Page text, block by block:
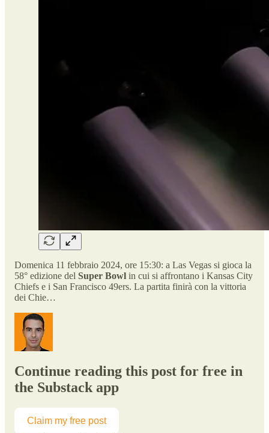
Domenica 11 febbraio 2024, ore 15:30: a Las Vegas si gioca la
58° edizione del Super Bowl in cui si affrontano i Kansas City
Chiefs e i San Francisco 49ers. La partita finirà con la vittoria
dei Chie…
Continue reading this post for free in
the Substack app
Claim my free post